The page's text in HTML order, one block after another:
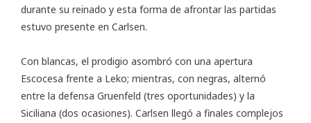
durante su reinado y esta forma de afrontar las partidas
estuvo presente en Carlsen.
Con blancas, el prodigio asombró con una apertura
Escocesa frente a Leko; mientras, con negras, alternó
entre la defensa Gruenfeld (tres oportunidades) y la
Siciliana (dos ocasiones). Carlsen llegó a finales complejos